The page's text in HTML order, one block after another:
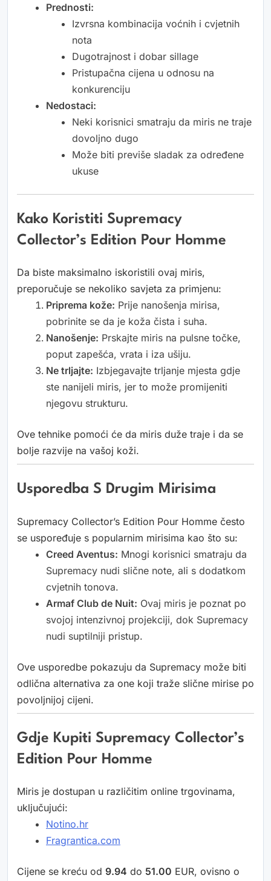
Prednosti:
Izvrsna kombinacija voćnih i cvjetnih
nota
Dugotrajnost i dobar sillage
Pristupačna cijena u odnosu na
konkurenciju
Nedostaci:
Neki korisnici smatraju da miris ne traje
dovoljno dugo
Može biti previše sladak za određene
ukuse
Kako Koristiti Supremacy
Collector’s Edition Pour Homme
Da biste maksimalno iskoristili ovaj miris,
preporučuje se nekoliko savjeta za primjenu:
Priprema kože: Prije nanošenja mirisa,
pobrinite se da je koža čista i suha.
Nanošenje: Prskajte miris na pulsne točke,
poput zapešća, vrata i iza ušiju.
Ne trljajte: Izbjegavajte trljanje mjesta gdje
ste nanijeli miris, jer to može promijeniti
njegovu strukturu.
Ove tehnike pomoći će da miris duže traje i da se
bolje razvije na vašoj koži.
Usporedba S Drugim Mirisima
Supremacy Collector’s Edition Pour Homme često
se uspoređuje s popularnim mirisima kao što su:
Creed Aventus: Mnogi korisnici smatraju da
Supremacy nudi slične note, ali s dodatkom
cvjetnih tonova.
Armaf Club de Nuit: Ovaj miris je poznat po
svojoj intenzivnoj projekciji, dok Supremacy
nudi suptilniji pristup.
Ove usporedbe pokazuju da Supremacy može biti
odlična alternativa za one koji traže slične mirise po
povoljnijoj cijeni.
Gdje Kupiti Supremacy Collector’s
Edition Pour Homme
Miris je dostupan u različitim online trgovinama,
uključujući:
Notino.hr
Fragrantica.com
Cijene se kreću od 9.94 do 51.00 EUR, ovisno o